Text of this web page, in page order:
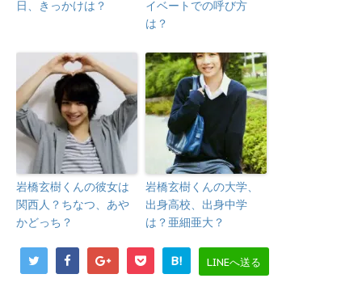
日、きっかけは？
イベートでの呼び方
は？
岩橋玄樹くんの彼女は
関西人？ちなつ、あや
かどっち？
岩橋玄樹くんの大学、
出身高校、出身中学
は？亜細亜大？
B! LINEへ送る